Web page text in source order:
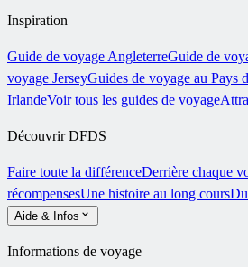
Inspiration
Guide de voyage AngleterreGuide de
voyage JerseyGuides de voyage au Pays
IrlandeVoir tous les guides de voyage
Découvrir DFDS
Faire toute la différenceDerrière chaque
récompensesUne histoire au long cours
Aide & Infos
Informations de voyage